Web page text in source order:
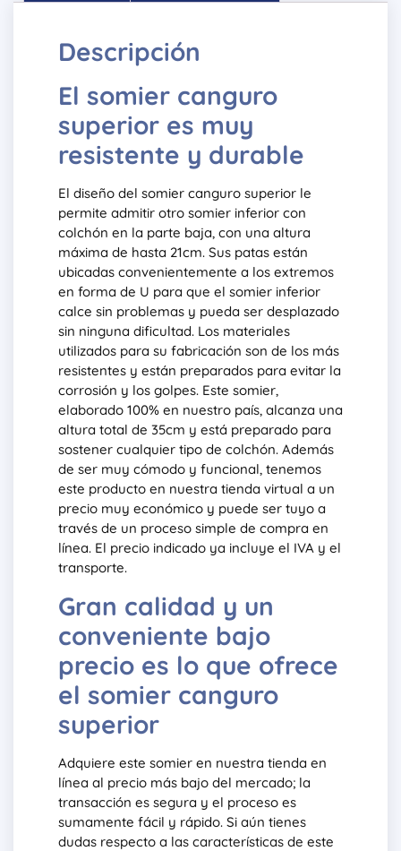
Descripción
El somier canguro
superior es muy
resistente y durable
El diseño del somier canguro superior le
permite admitir otro somier inferior con
colchón en la parte baja, con una altura
máxima de hasta 21cm. Sus patas están
ubicadas convenientemente a los extremos
en forma de U para que el somier inferior
calce sin problemas y pueda ser desplazado
sin ninguna dificultad. Los materiales
utilizados para su fabricación son de los más
resistentes y están preparados para evitar la
corrosión y los golpes. Este somier,
elaborado 100% en nuestro país, alcanza una
altura total de 35cm y está preparado para
sostener cualquier tipo de colchón. Además
de ser muy cómodo y funcional, tenemos
este producto en nuestra tienda virtual a un
precio muy económico y puede ser tuyo a
través de un proceso simple de compra en
línea. El precio indicado ya incluye el IVA y el
transporte.
Gran calidad y un
conveniente bajo
precio es lo que ofrece
el somier canguro
superior
Adquiere este somier en nuestra tienda en
línea al precio más bajo del mercado; la
transacción es segura y el proceso es
sumamente fácil y rápido. Si aún tienes
dudas respecto a las características de este